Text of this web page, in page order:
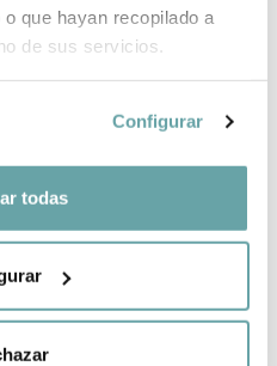
que hayan recopilado a
de sus servicios.
Configurar
todas